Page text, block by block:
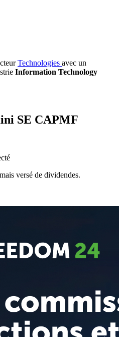
Technologies avec un
Information Technology
SE CAPMF
versé de dividendes.